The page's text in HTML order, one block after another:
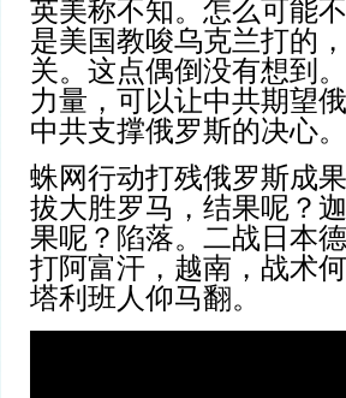
英美称不知。怎么可能
是美国教唆乌克兰打的
关。这点偶倒没有想到
力量，可以让中共期望
中共支撑俄罗斯的决心。
蛛网行动打残俄罗斯成
拔大胜罗马，结果呢？
果呢？陷落。二战日本
打阿富汗，越南，战术
塔利班人仰马翻。